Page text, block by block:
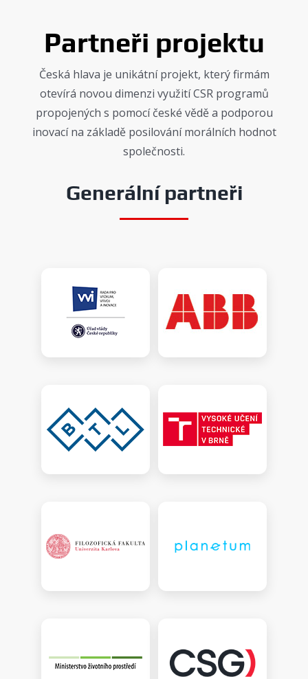
Partneři projektu
Česká hlava je unikátní projekt, který firmám
otevírá novou dimenzi využití CSR programů
propojených s pomocí české vědě a podporou
inovací na základě posilování morálních hodnot
společnosti.
Generální partneři